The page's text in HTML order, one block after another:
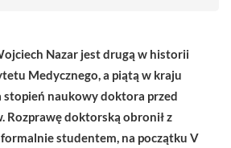
Nazar jest drugą w historii
Medycznego, a piątą w kraju
stopień naukowy doktora przed
Rozprawę doktorską obronił z
studentem, na początku V